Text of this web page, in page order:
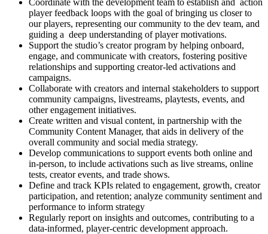
player feedback loops with the goal of bringing us closer to
our players, representing our community to the dev team, and
guiding a deep understanding of player motivations.
Support the studio’s creator program by helping onboard,
engage, and communicate with creators, fostering positive
relationships and supporting creator-led activations and
campaigns.
Collaborate with creators and internal stakeholders to support
community campaigns, livestreams, playtests, events, and
other engagement initiatives.
Create written and visual content, in partnership with the
Community Content Manager, that aids in delivery of the
overall community and social media strategy.
Develop communications to support events both online and
in-person, to include activations such as live streams, online
tests, creator events, and trade shows.
Define and track KPIs related to engagement, growth, creator
participation, and retention; analyze community sentiment and
performance to inform strategy
Regularly report on insights and outcomes, contributing to a
data-informed, player-centric development approach.